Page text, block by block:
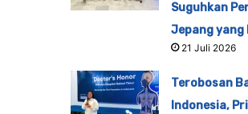
Suguhkan
Jepang yang
21 Juli 2026
Terobosan
Indonesia,